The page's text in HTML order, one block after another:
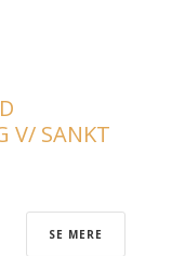
V/ SANKT
SE MERE